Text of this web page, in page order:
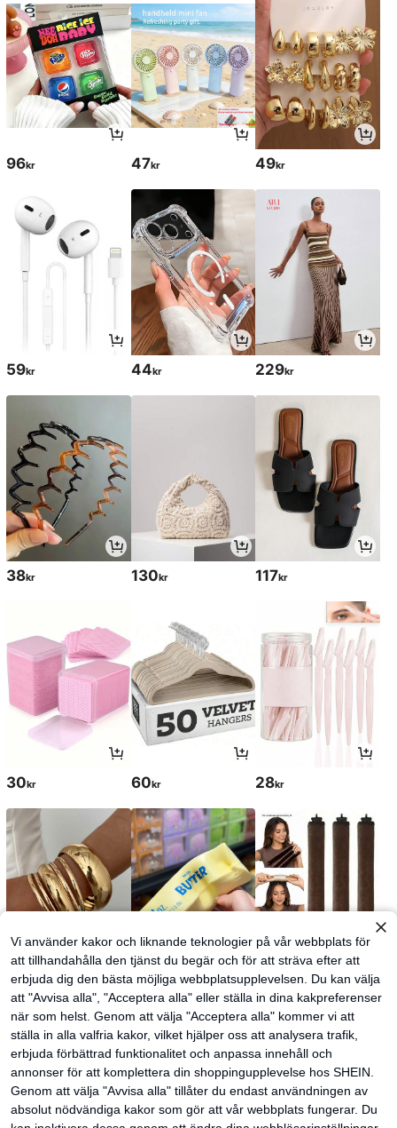
96kr 47kr 49kr
59kr 44kr 229kr
38kr 130kr 117kr
30kr 60kr 28kr
61 kr 52 kr 37 -2%
Vi använder kakor och liknande teknologier på vår webbplats för
att tillhandahålla den tjänst du begär och för att sträva efter att
erbjuda dig den bästa möjliga webbplatsupplevelsen. Du kan välja
att "Avvisa alla", "Acceptera alla" eller ställa in dina kakpreferenser
när som helst. Genom att välja "Acceptera alla" kommer vi att
ställa in alla valfria kakor, vilket hjälper oss att analysera trafik,
erbjuda förbättrad funktionalitet och anpassa innehåll och
annonser för att komplettera din shoppingupplevelse hos SHEIN.
Genom att välja "Avvisa alla" tillåter du endast användningen av
absolut nödvändiga kakor som gör att vår webbplats fungerar. Du